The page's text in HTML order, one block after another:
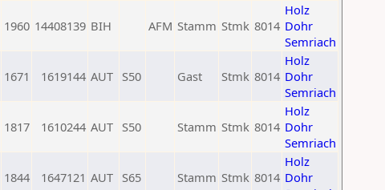
1960 14408139 BIH AFM Stamm Stmk 8014
Holz
Dohr
Semriach
1671 1619144 AUT S50 Gast Stmk 8014
Holz
Dohr
Semriach
1817 1610244 AUT S50 Stamm Stmk 8014
Holz
Dohr
Semriach
1844 1647121 AUT S65 Stamm Stmk 8014
Holz
Dohr